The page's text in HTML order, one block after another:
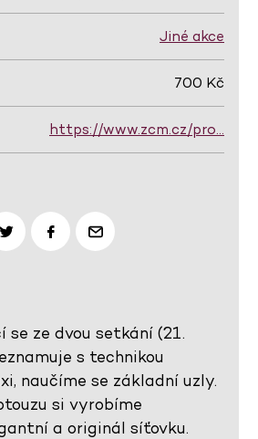
Jiné akce
700 Kč
https://www.zcm.cz/pro…
se ze dvou setkání (21.
s technikou
naučíme se základní uzly.
si vyrobíme
a originál síťovku.